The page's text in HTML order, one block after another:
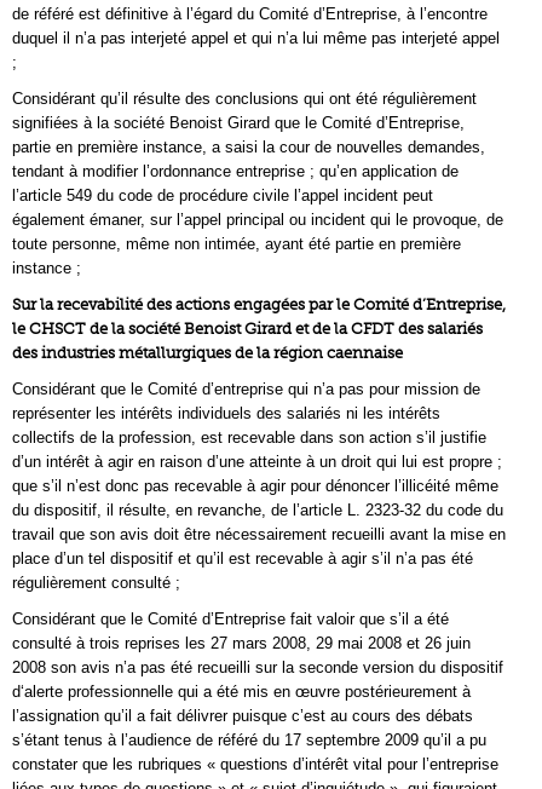
de référé est définitive à l’égard du Comité d’Entreprise, à l’encontre
duquel il n’a pas interjeté appel et qui n’a lui même pas interjeté appel
;
Considérant qu’il résulte des conclusions qui ont été régulièrement
signifiées à la société Benoist Girard que le Comité d’Entreprise,
partie en première instance, a saisi la cour de nouvelles demandes,
tendant à modifier l’ordonnance entreprise ; qu’en application de
l’article 549 du code de procédure civile l’appel incident peut
également émaner, sur l’appel principal ou incident qui le provoque, de
toute personne, même non intimée, ayant été partie en première
instance ;
Sur la recevabilité des actions engagées par le Comité d’Entreprise,
le CHSCT de la société Benoist Girard et de la CFDT des salariés
des industries métallurgiques de la région caennaise
Considérant que le Comité d’entreprise qui n’a pas pour mission de
représenter les intérêts individuels des salariés ni les intérêts
collectifs de la profession, est recevable dans son action s’il justifie
d’un intérêt à agir en raison d’une atteinte à un droit qui lui est propre ;
que s’il n’est donc pas recevable à agir pour dénoncer l’illicéité même
du dispositif, il résulte, en revanche, de l’article L. 2323-32 du code du
travail que son avis doit être nécessairement recueilli avant la mise en
place d’un tel dispositif et qu’il est recevable à agir s’il n’a pas été
régulièrement consulté ;
Considérant que le Comité d’Entreprise fait valoir que s’il a été
consulté à trois reprises les 27 mars 2008, 29 mai 2008 et 26 juin
2008 son avis n’a pas été recueilli sur la seconde version du dispositif
d‘alerte professionnelle qui a été mis en œuvre postérieurement à
l’assignation qu’il a fait délivrer puisque c’est au cours des débats
s’étant tenus à l’audience de référé du 17 septembre 2009 qu’il a pu
constater que les rubriques « questions d’intérêt vital pour l’entreprise